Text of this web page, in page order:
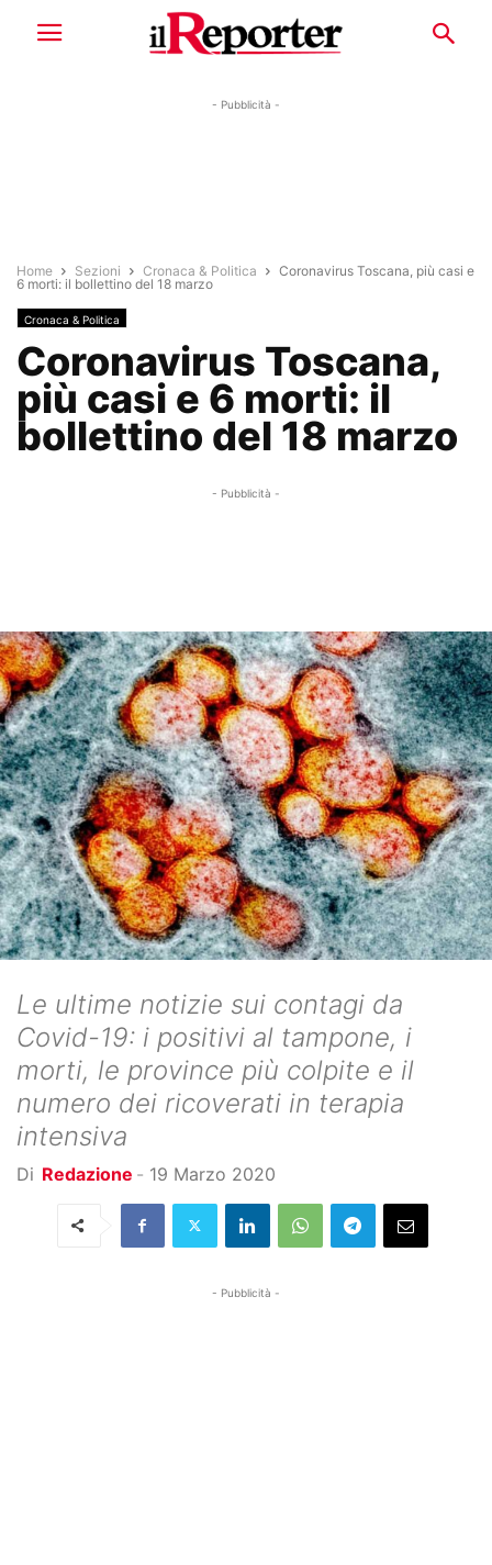
- Pubblicità -
Home Sezioni Cronaca & Politica
Coronavirus Toscana, più casi e
6 morti: il bollettino del 18 marzo
Cronaca & Politica
Coronavirus Toscana,
più casi e 6 morti: il
bollettino del 18 marzo
- Pubblicità -
Le ultime notizie sui contagi da
Covid-19: i positivi al tampone, i
morti, le province più colpite e il
numero dei ricoverati in terapia
intensiva
Di Redazione - 19 Marzo 2020
- Pubblicità -